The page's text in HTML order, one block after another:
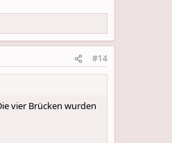
#14
vier Brücken wurden